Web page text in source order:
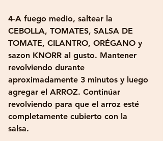
4-A fuego medio, saltear la
CEBOLLA, TOMATES, SALSA DE
TOMATE, CILANTRO, ORÉGANO y
sazon KNORR al gusto. Mantener
revolviendo durante
aproximadamente 3 minutos y luego
agregar el ARROZ. Continúar
revolviendo para que el arroz esté
completamente cubierto con la
salsa.